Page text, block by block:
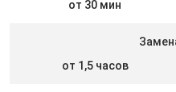
от 30 мин
от 1,5 часов